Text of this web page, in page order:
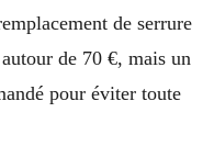
de serrure
de 70 €, mais un
pour éviter toute